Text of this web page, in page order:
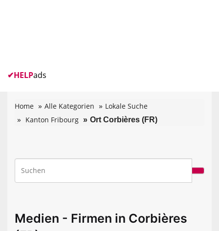
✔HELPads
Home Alle Kategorien
Lokale Suche
Kanton Fribourg
Ort Corbières (FR)
Medien - Firmen in Corbières